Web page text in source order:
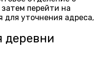
перейти на
для уточнения адреса,
деревни